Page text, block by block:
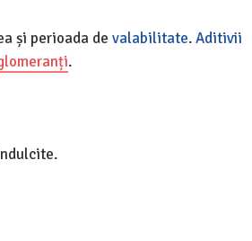
și perioada de valabilitate.Aditivii
.